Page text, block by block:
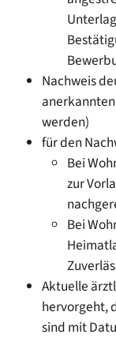
Nachweis
werden)
für den
Bei
zur
Bei
Aktuelle
hervorgeht,
sind mit